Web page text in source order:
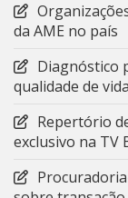
da AME no país
Diagnóstico
qualidade de vida
Repertório
exclusivo na TV